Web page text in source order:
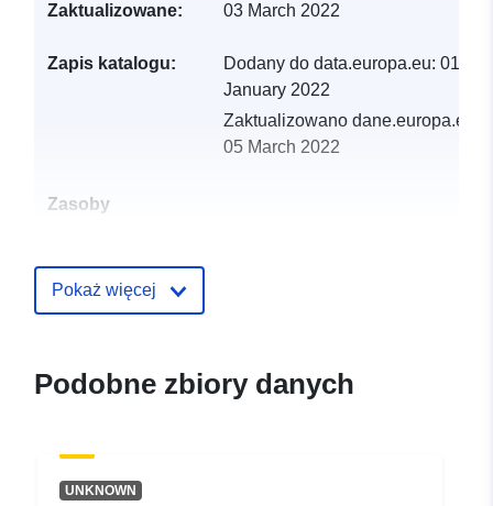
Zaktualizowane: 03 March 2022
Zapis katalogu: Dodany do data.europa.eu: 01
January 2022
Zaktualizowano dane.europa.eu:
05 March 2022
Zasoby
Identyfikatory:
90af-4d87-9e1a-
Pokaż więcej
Podobne zbiory danych
UNKNOWN